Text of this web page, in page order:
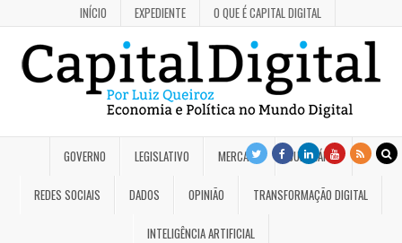
INÍCIO EXPEDIENTE O QUE É CAPITAL DIGITAL
GOVERNO LEGISLATIVO MERCADO JUDICIÁRIO
REDES SOCIAIS DADOS OPINIÃO TRANSFORMAÇÃO DIGITAL
INTELIGÊNCIA ARTIFICIAL